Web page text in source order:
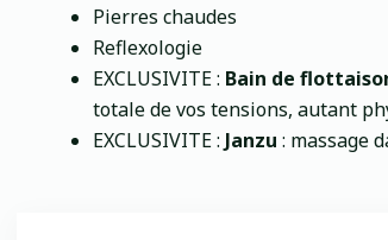
Pierres chaudes
Reflexologie
EXCLUSIVITE : Bain de
totale de vos tensions, autant
EXCLUSIVITE : Janzu : massage